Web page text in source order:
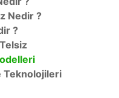
Nedir ?
?
Teknolojileri